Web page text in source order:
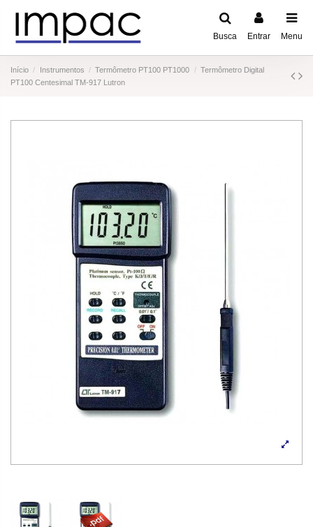
Busca Entrar Menu
Início Instrumentos Termômetro PT100 PT1000
Termômetro Digital
PT100 Centesimal TM-917 Lutron